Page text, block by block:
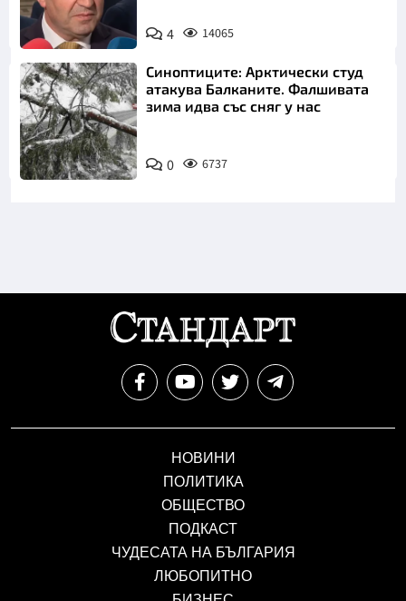
4 14065
Синоптиците: Арктически студ
атакува Балканите. Фалшивата
зима идва със сняг у нас
0 6737
НОВИНИ
ПОЛИТИКА
ОБЩЕСТВО
ПОДКАСТ
ЧУДЕСАТА НА БЪЛГАРИЯ
ЛЮБОПИТНО